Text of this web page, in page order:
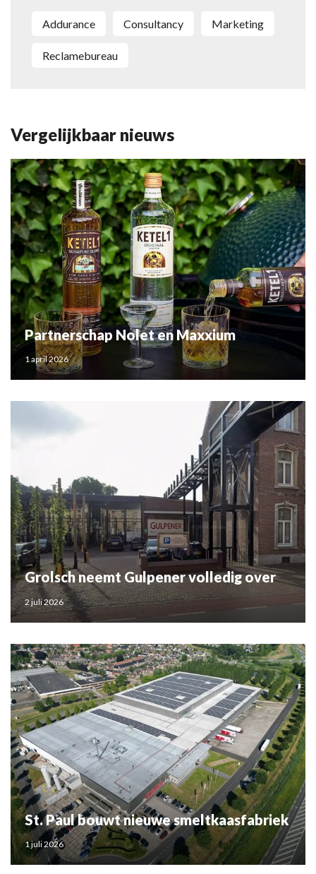
Addurance consultancy marketing
reclamebureau
Vergelijkbaar nieuws
Partnerschap Nolet en Maxxium
1 april 2026
Grolsch neemt Gulpener volledig over
2 juli 2026
St. Paul bouwt nieuwe smeltkaasfabriek
1 juli 2026